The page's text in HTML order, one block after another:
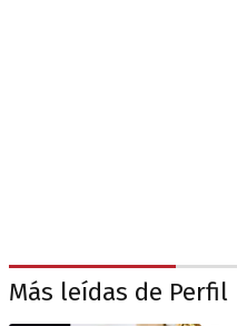
Más leídas de Perfil